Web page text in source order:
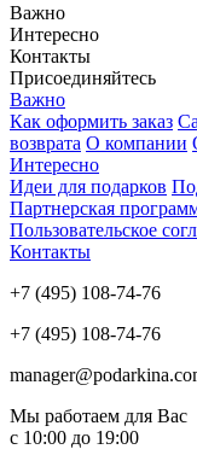
Важно
Интересно
Контакты
Присоединяйтесь
Важно
Как оформить заказ
возврата О компании
Интересно
Идеи для подарков
Партнерская
Пользовательское
Контакты
+7 (495) 108-74-76
+7 (495) 108-74-76
Мы работаем для Вас
с 10:00 до 19:00